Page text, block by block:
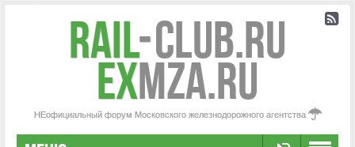
Rail-Club.RU
exMZA.RU
НЕофициальный форум Московского железнодорожного агентства